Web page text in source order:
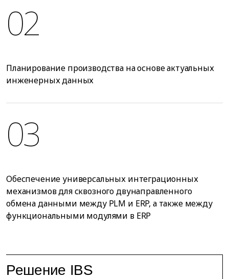
02
Планирование производства на основе актуальных
инженерных данных
03
Обеспечение универсальных интеграционных
механизмов для сквозного двунаправленного
обмена данными между PLM и ERP, а также между
функциональными модулями в ERP
Решение IBS